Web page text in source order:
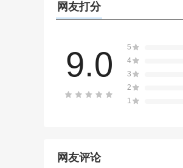
网友打分
9.0
5
4
3
2
1
网友评论